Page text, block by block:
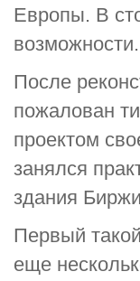
Европы. В
возможности.
После
пожалован
проектом
занялся
здания
Первый
еще